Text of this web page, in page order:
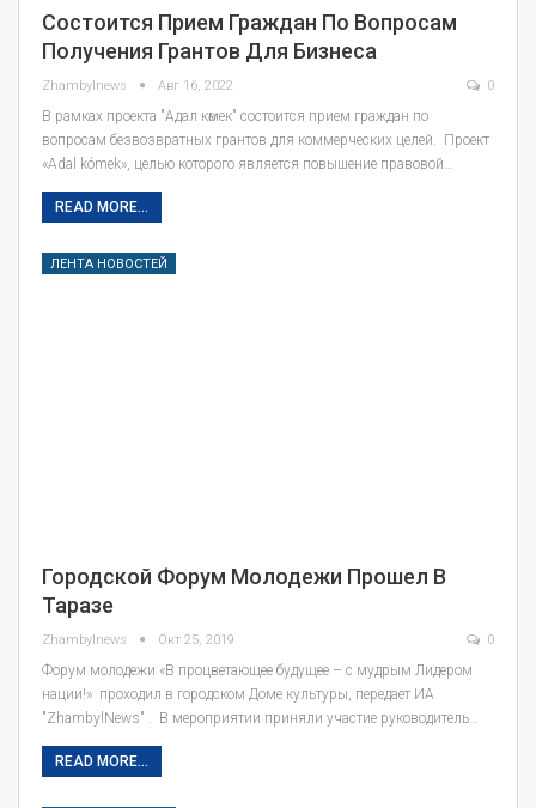
Состоится Прием Граждан По Вопросам
Получения Грантов Для Бизнеса
Zhambylnews Авг 16, 2022 0
В рамках проекта "Адал көмек" состоится прием граждан по
вопросам безвозвратных грантов для коммерческих целей. Проект
«Adal kómek», целью которого является повышение правовой…
READ MORE...
ЛЕНТА НОВОСТЕЙ
Городской Форум Молодежи Прошел В
Таразе
Zhambylnews Окт 25, 2019 0
Форум молодежи «В процветающее будущее – с мудрым Лидером
нации!» проходил в городском Доме культуры, передает ИА
"ZhambylNews" . В мероприятии приняли участие руководитель…
READ MORE...